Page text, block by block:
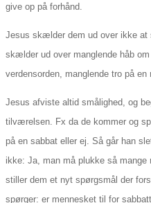
give op på forhånd.
Jesus skælder dem ud over ikke
skælder ud over manglende håb
verdensorden, manglende tro på
Jesus afviste altid smålighed, og
tilværelsen. Fx da de kommer og
på en sabbat eller ej. Så går han
ikke: Ja, man må plukke så
stiller dem et nyt spørgsmål der
spørger: er mennesket til for